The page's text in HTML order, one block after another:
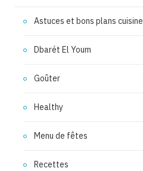
Astuces et bons plans cuisine
Dbarét El Youm
Goûter
Healthy
Menu de fêtes
Recettes